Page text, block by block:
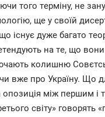
того терміну, не
ще у своїй
існує дуже багато
на те, що
колишню
вже про Україну. Що
опозиція між першим і
світу» говорять